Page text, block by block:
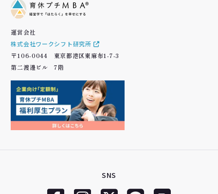
運営会社
株式会社ワークシフト研究所
〒106-0044 東京都港区東麻布1-7-3
第二渡邊ビル 7階
SNS